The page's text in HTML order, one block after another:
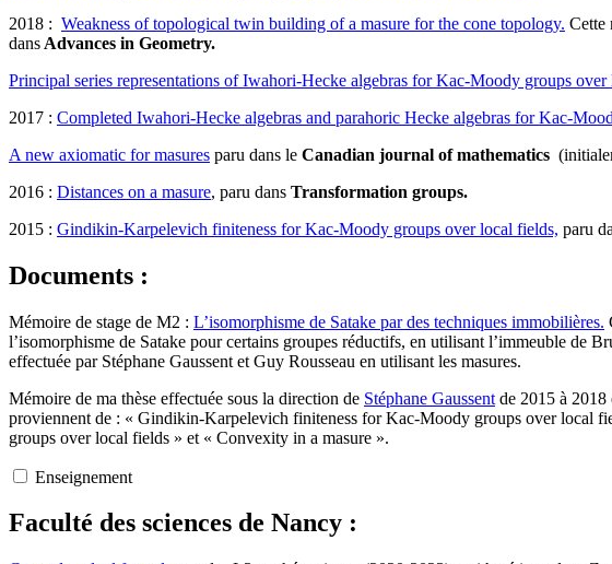
2018 : Weakness of topological twin building of a masure for the cone topology. Cette
dans Advances in Geometry.
Principal series representations of Iwahori-Hecke algebras for Kac-Moody groups over
2017 : Completed Iwahori-Hecke algebras and parahoric Hecke algebras for Kac-
A new axiomatic for masures paru dans le Canadian journal of mathematics
2016 : Distances on a masure, paru dans Transformation groups.
2015 : Gindikin-Karpelevich finiteness for Kac-Moody groups over local fields, paru
Documents :
Mémoire de stage de M2 : L’isomorphisme de Satake par des techniques immobilières.
l’isomorphisme de Satake pour certains groupes réductifs, en utilisant l’immeuble de
effectuée par Stéphane Gaussent et Guy Rousseau en utilisant les masures.
Mémoire de ma thèse effectuée sous la direction de Stéphane Gaussent de 2015 à 2018
proviennent de : « Gindikin-Karpelevich finiteness for Kac-Moody groups over local
groups over local fields » et « Convexity in a masure ».
Enseignement
Faculté des sciences de Nancy :